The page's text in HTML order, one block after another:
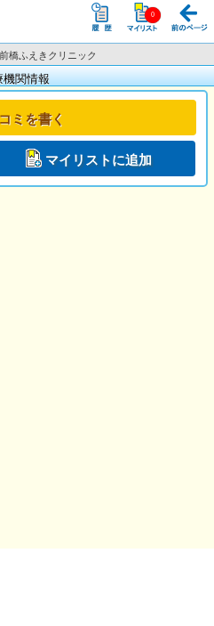
前橋ふえきクリニック
機関情報
ミを書く
マイリストに追加